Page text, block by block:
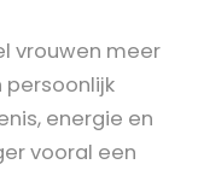
vrouwen meer
persoonlijk
energie en
vooral een